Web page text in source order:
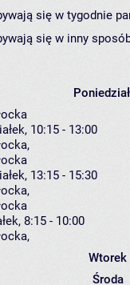
się w tygodnie
się w inny
10:15 - 13:00
,
13:15 - 15:30
,
8:15 - 10:00
,
Wtorek
Środa